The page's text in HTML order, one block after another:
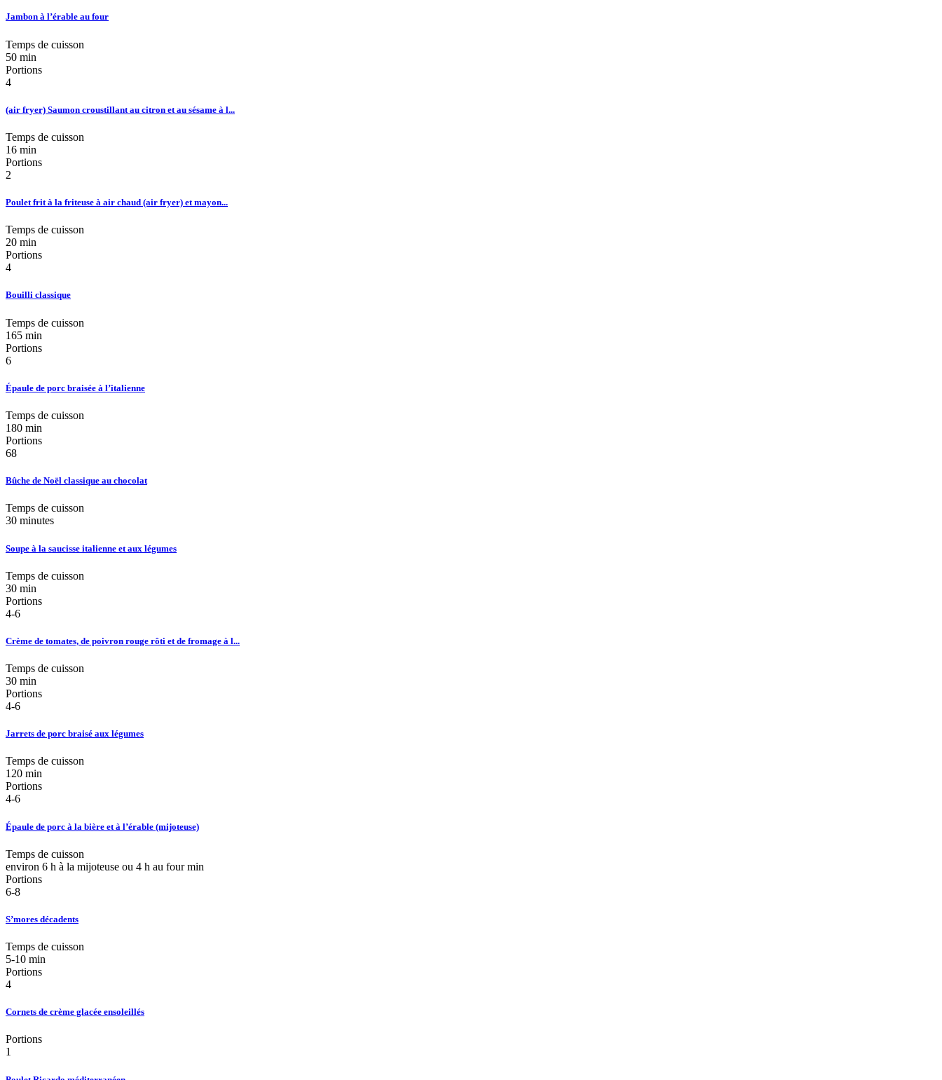
Jambon à l’érable au four
Temps de cuisson
50 min
Portions
4
(air fryer) Saumon croustillant au citron et au sésame à l...
Temps de cuisson
16 min
Portions
2
Poulet frit à la friteuse à air chaud (air fryer) et mayon...
Temps de cuisson
20 min
Portions
4
Bouilli classique
Temps de cuisson
165 min
Portions
6
Épaule de porc braisée à l’italienne
Temps de cuisson
180 min
Portions
68
Bûche de Noël classique au chocolat
Temps de cuisson
30 minutes
Soupe à la saucisse italienne et aux légumes
Temps de cuisson
30 min
Portions
4-6
Crème de tomates, de poivron rouge rôti et de fromage à l...
Temps de cuisson
30 min
Portions
4-6
Jarrets de porc braisé aux légumes
Temps de cuisson
120 min
Portions
4-6
Épaule de porc à la bière et à l’érable (mijoteuse)
Temps de cuisson
environ 6 h à la mijoteuse ou 4 h au four min
Portions
6-8
S’mores décadents
Temps de cuisson
5-10 min
Portions
4
Cornets de crème glacée ensoleillés
Portions
1